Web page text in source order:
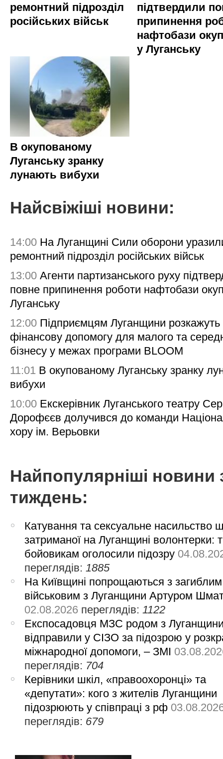
ремонтний підрозділ
російських військ
підтвердили
припинення
нафтобази
у Луганську
В окупованому
Луганську зранку
лунають вибухи
Найсвіжіші новини:
14:00 На Луганщині Сили оборони
ремонтний підрозділ російських військ
13:00 Агенти партизанського руху
повне припинення роботи нафтобази
Луганську
12:00 Підприємцям Луганщини розкажуть
фінансову допомогу для малого та
бізнесу у межах програми BLOOM
11:01 В окупованому Луганську зранку
вибухи
10:00 Екскерівник Луганського театру
Дорофєєв долучився до команди
хору ім. Верьовки
Найпопулярніші новини
тиждень:
Катування та сексуальне насильство
затриманої на Луганщині волонтерки:
бойовикам оголосили підозру
переглядів:1885
На Київщині попрощаються з загиблим
військовим з Луганщини Артуром
02.08.2026 переглядів:1122
Експосадовця МЗС родом з
відправили у СІЗО за підозрою у
міжнародної допомоги, – ЗМІ
переглядів: 704
Керівники шкіл, «правоохоронці» та
«депутати»: кого з жителів Луганщини
підозрюють у співпраці з рф
переглядів: 679